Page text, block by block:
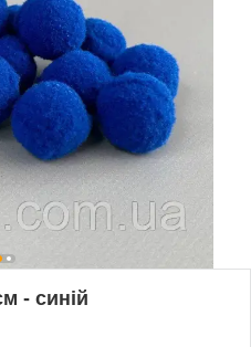
- синій